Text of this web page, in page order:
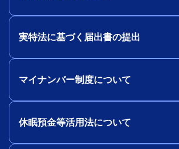
実特法に基づく届出書の提出
マイナンバー制度について
休眠預金等活用法について